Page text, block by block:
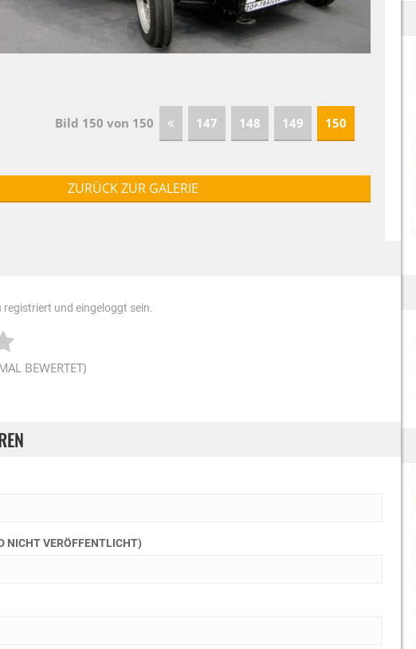
Bild 150 von 150 147 148 149 150
ZURÜCK ZUR GALERIE
und eingeloggt sein.
BEWERTET)
NICHT VERÖFFENTLICHT)